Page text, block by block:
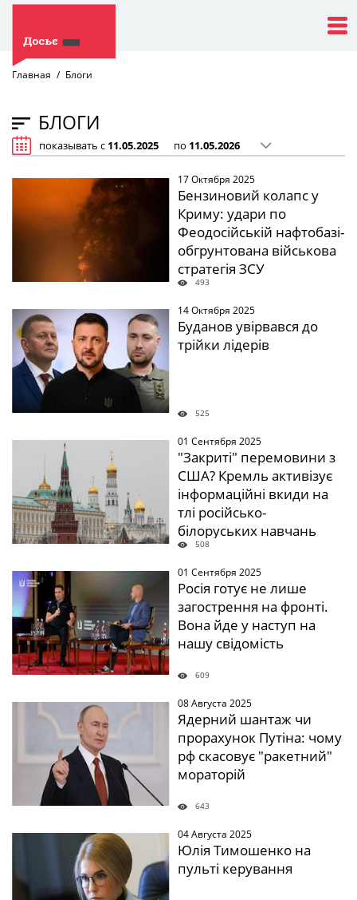
Главная Блоги
БЛОГИ
показывать с по
17 Октября 2025
Бензиновий колапс у
Криму: удари по
Феодосійській нафтобазі-
обгрунтована військова
стратегія ЗСУ
493
14 Октября 2025
Буданов увірвався до
трійки лідерів
525
01 Сентября 2025
"Закриті" перемовини з
США? Кремль активізує
інформаційні вкиди на
тлі російсько-
білоруських навчань
508
01 Сентября 2025
Росія готує не лише
загострення на фронті.
Вона йде у наступ на
нашу свідомість
609
08 Августа 2025
Ядерний шантаж чи
прорахунок Путіна: чому
рф скасовує "ракетний"
мораторій
643
04 Августа 2025
Юлія Тимошенко на
пульті керування